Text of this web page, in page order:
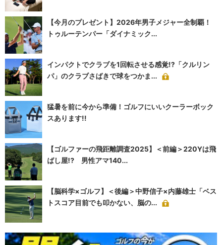
【今月のプレゼント】2026年男子メジャー全制覇！
トゥルーテンパー「ダイナミック...
インパクトでクラブを1回転させる感覚!?「クルリン
パ」のクラブさばきで球をつかま...
猛暑を前に今から準備！ゴルフにいいクーラーボック
スあります!!
【ゴルファーの飛距離調査2025】＜前編＞220Yは飛
ばし屋!? 男性アマ140...
【脳科学×ゴルフ】＜後編＞中野信子×内藤雄士「ベス
トスコア目前でも叩かない、脳の...